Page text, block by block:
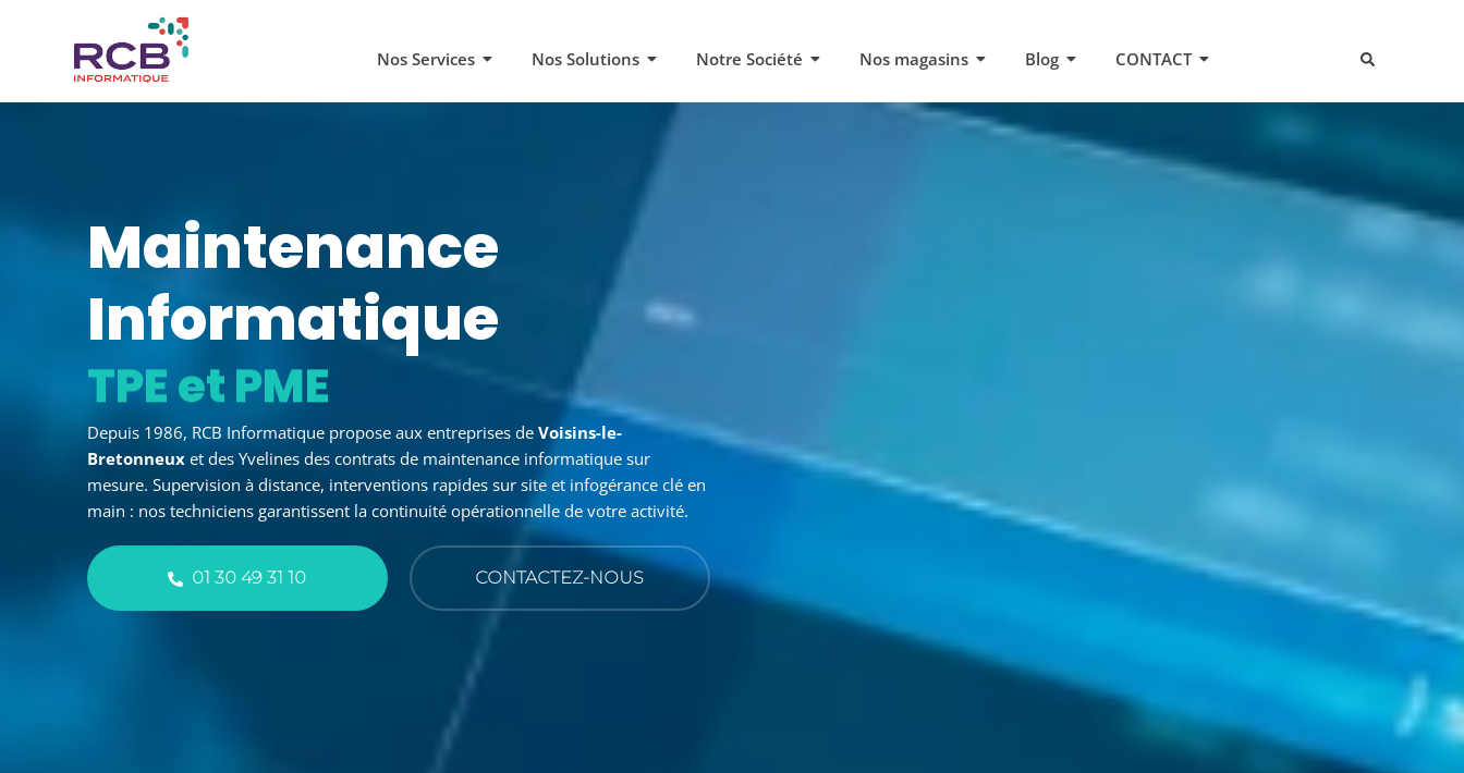
Nos Services Nos Solutions Notre Société Nos magasins Blog CONTACT
Maintenance
Informatique
à Voisins-le-Bretonneux
Depuis 1986, RCB Informatique propose aux entreprises de Voisins-le-
Bretonneux et des Yvelines des contrats de maintenance informatique sur
mesure. Supervision à distance, interventions rapides sur site et infogérance clé en
main : nos techniciens garantissent la continuité opérationnelle de votre activité.
01 30 49 31 10 CONTACTEZ-NOUS